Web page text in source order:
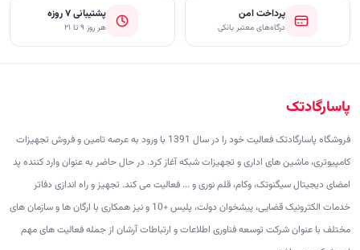
پرداخت امن
درگاه‌های معتبر بانکی
پشتیبانی ۷ روزه
هر روز ۹ تا ۲۱
پاسارگادتک
فروشگاه پاسارگادتک فعالیت خود را در سال 1391 با ورود به عرصه تامین و فروش تجهیزات
کامپیوتری، ماشین های اداری و تجهیزات شبکه آغاز کرد. در حال حاضر به عنوان وارد کننده پد
امضای دیجیتال سیگنوتک، وکام، قلم نوری و ... فعالیت می کند. تجهیز و راه اندازی دفاتر
خدمات الکترونیک قضایی، پیشخوان دولت، پلیس +10 و نیز همکاری با ارگان ها و سازمان های
مختلف با عنوان شرکت توسعه فناوری اطلاعات و ارتباطات آرشان از جمله فعالیت های مهم